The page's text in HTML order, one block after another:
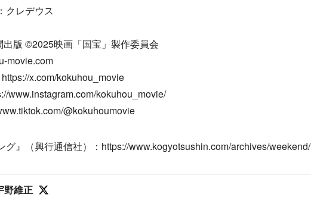
クレデウス
版 ©2025映画「国宝」製作委員会
movie.com
x.com/kokuhou_movie
www.instagram.com/kokuhou_movie/
@kokuhoumovie
グ』（興行通信社）：https://www.kogyotsushin.com/archives/weekend/
野維正